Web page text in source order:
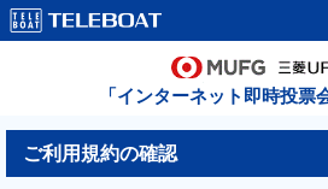
「インターネット即時投票
ご利用規約の確認